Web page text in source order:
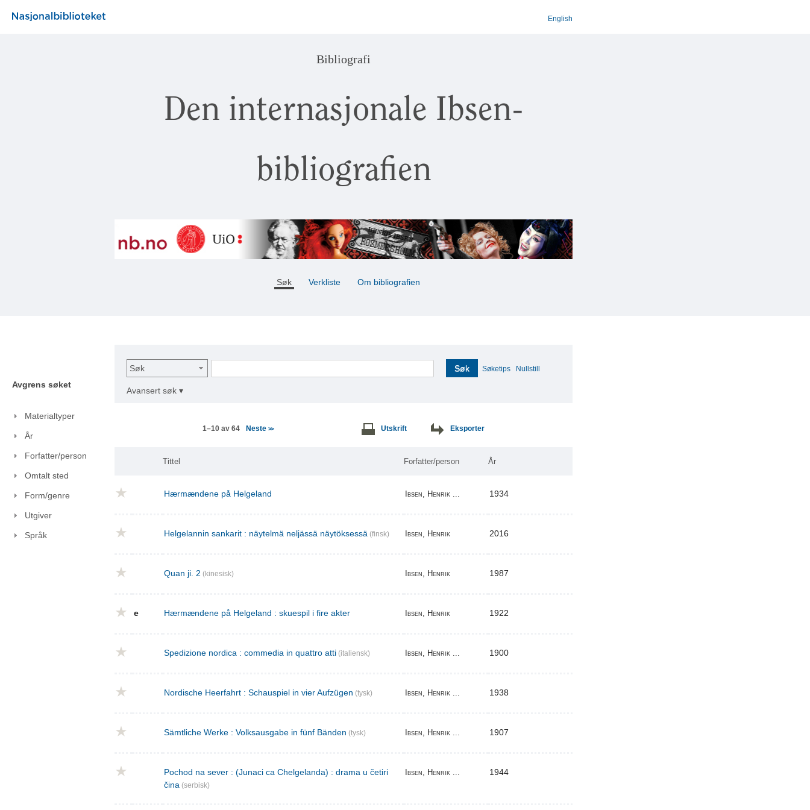
English
Bibliografi
Den internasjonale Ibsen-
bibliografien
Søk Verkliste Om bibliografien
Avgrens søket
Materialtyper
År
Forfatter/person
Omtalt sted
Form/genre
Utgiver
Språk
Søk Søk Søketips Nullstill
Avansert søk ▾
1–10 av 64 Neste>> Utskrift Eksporter
Tittel Forfatter/person År
Hærmændene på Helgeland Ibsen, Henrik ... 1934
Helgelannin sankarit : näytelmä neljässä näytöksessä (finsk) Ibsen, Henrik 2016
Quan ji. 2 (kinesisk) Ibsen, Henrik 1987
e Hærmændene på Helgeland : skuespil i fire akter Ibsen, Henrik 1922
Spedizione nordica : commedia in quattro atti (italiensk) Ibsen, Henrik ... 1900
Nordische Heerfahrt : Schauspiel in vier Aufzügen (tysk) Ibsen, Henrik ... 1938
Sämtliche Werke : Volksausgabe in fünf Bänden (tysk) Ibsen, Henrik ... 1907
Pochod na sever : (Junaci ca Chelgelanda) : drama u četiri
čina (serbisk)
Ibsen, Henrik ... 1944